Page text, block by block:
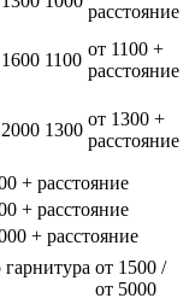
расстояние
1600 1100
от 1100 +
расстояние
2000 1300
от 1300 +
расстояние
+ расстояние
+ расстояние
+ расстояние
от 1500 /
от 5000